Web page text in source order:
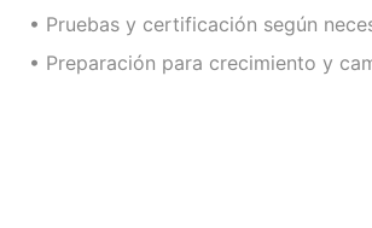
• Pruebas y certificación según
• Preparación para crecimiento y